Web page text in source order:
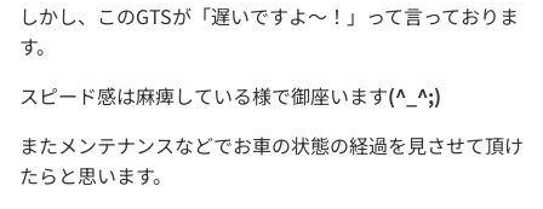
しかし、このGTSが「遅いですよ～！」って言っておりま
す。
スピード感は麻痺している様で御座います(^_^;)
またメンテナンスなどでお車の状態の経過を見させて頂け
たらと思います。